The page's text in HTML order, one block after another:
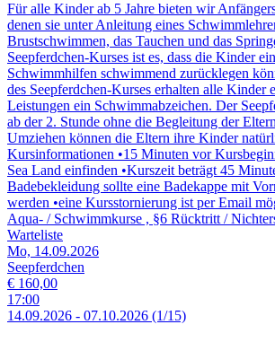
Für alle Kinder ab 5 Jahre bieten wir
denen sie unter Anleitung eines
Brustschwimmen, das Tauchen und das
Seepferdchen-Kurses ist es, dass die Kinder
Schwimmhilfen schwimmend zurücklegen
des Seepferdchen-Kurses erhalten alle Kinder
Leistungen ein Schwimmabzeichen. Der
ab der 2. Stunde ohne die Begleitung der
Umziehen können die Eltern ihre Kinder
Kursinformationen •15 Minuten vor
Sea Land einfinden •Kurszeit beträgt 45
Badebekleidung sollte eine Badekappe mit
werden •eine Kursstornierung ist per Email
Aqua- / Schwimmkurse , §6 Rücktritt /
Warteliste
Mo, 14.09.2026
Seepferdchen
€ 160,00
17:00
14.09.2026 - 07.10.2026 (1/15)